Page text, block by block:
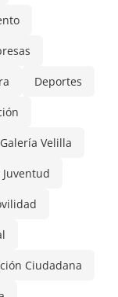
Deportes
Galería Velilla
Ciudadana